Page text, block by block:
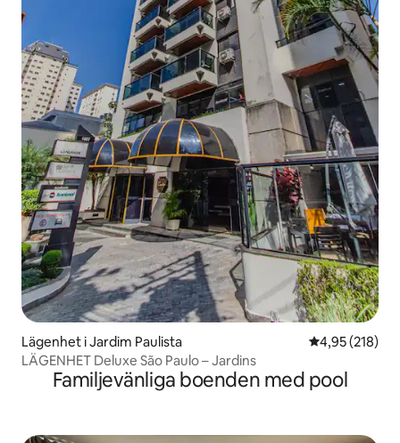
Lägenhet i Jardim Paulista 4,95 av 5 i
4,95 (218)
LÄGENHET Deluxe São Paulo – Jardins
Familjevänliga boenden med pool